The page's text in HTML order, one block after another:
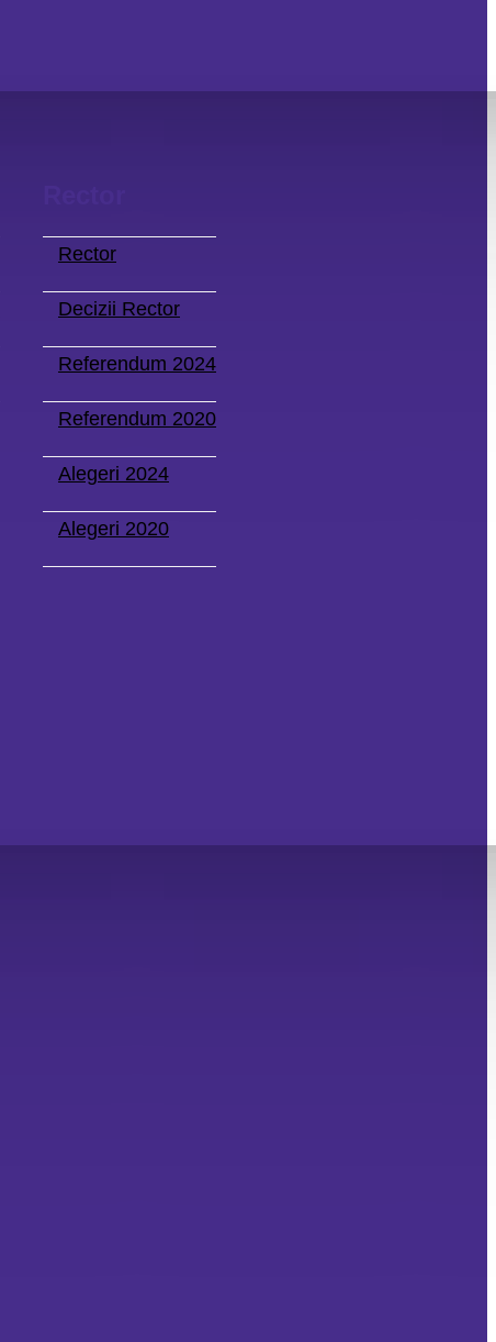
Rector
Decizii Rector
Referendum 2024
Referendum 2020
Alegeri 2024
Alegeri 2020